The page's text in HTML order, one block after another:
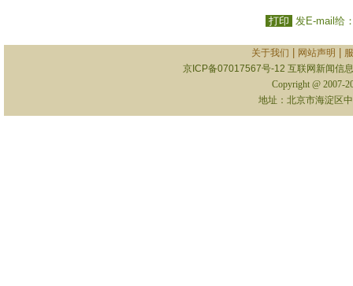
打印 发E-mail给
关于我们 网站声明
京ICP备07017567号-12 互联网新闻信
Copyright @ 2007-
地址：北京市海淀区